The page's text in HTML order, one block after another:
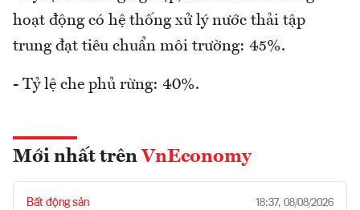
hoạt động có hệ thống xử lý nước thải tập
trung đạt tiêu chuẩn môi trường: 45%.
- Tỷ lệ che phủ rừng: 40%.
Mới nhất trên VnEconomy
Bất động sản 18:37, 08/08/2026